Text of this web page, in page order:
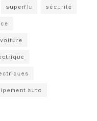
superflu sécurité
voiture
auto